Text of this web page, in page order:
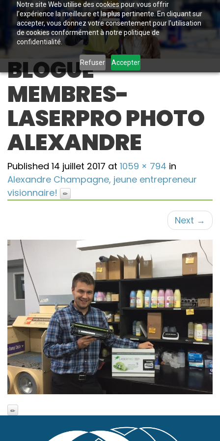
Notre site Web utilise des cookies pour vous offrir
l’expérience la meilleure et la plus pertinente. En cliquant sur
accepter, vous donnez votre consentement pour l’utilisation
de cookies conformément à notre politique de
confidentialité.
Refuser Accepter
BLOGUE
MEMBRES-
LASERPRO PHOTO
ALEXANDRE
Published 14 juillet 2017 at 1059 × 794 in
Alexandre Champagne, jeune entrepreneur
visionnaire!
Next →